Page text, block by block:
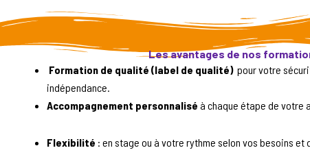
Les avantages de nos
Formation de qualité (label de qualité) pour votre
indépendance.
Accompagnement personnalisé à chaque étape de votre
Flexibilité : en stage ou à votre rythme selon vos besoins et